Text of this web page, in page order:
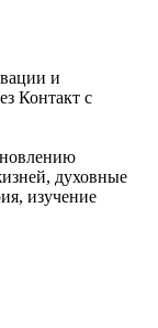
и
Контакт с
духовные
изучение